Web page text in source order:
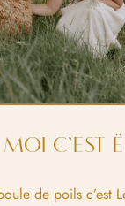
C’EST
de poils c’est